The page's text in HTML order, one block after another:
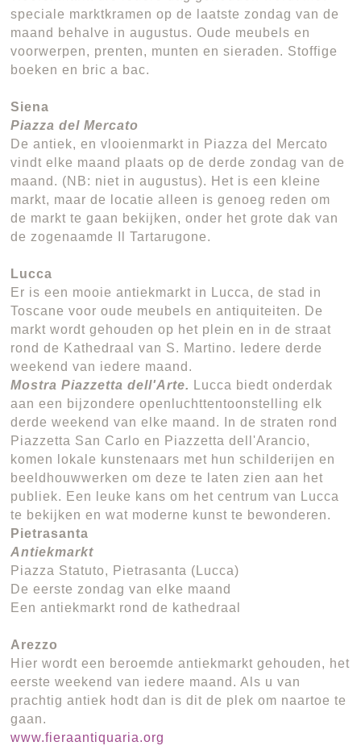
speciale marktkramen op de laatste zondag van de
maand behalve in augustus. Oude meubels en
voorwerpen, prenten, munten en sieraden. Stoffige
boeken en bric a bac.
Siena
Piazza del Mercato
De antiek, en vlooienmarkt in Piazza del Mercato
vindt elke maand plaats op de derde zondag van de
maand. (NB: niet in augustus). Het is een kleine
markt, maar de locatie alleen is genoeg reden om
de markt te gaan bekijken, onder het grote dak van
de zogenaamde Il Tartarugone.
Lucca
Er is een mooie antiekmarkt in Lucca, de stad in
Toscane voor oude meubels en antiquiteiten. De
markt wordt gehouden op het plein en in de straat
rond de Kathedraal van S. Martino. Iedere derde
weekend van iedere maand.
Mostra Piazzetta dell'Arte. Lucca biedt onderdak
aan een bijzondere openluchttentoonstelling elk
derde weekend van elke maand. In de straten rond
Piazzetta San Carlo en Piazzetta dell'Arancio,
komen lokale kunstenaars met hun schilderijen en
beeldhouwwerken om deze te laten zien aan het
publiek. Een leuke kans om het centrum van Lucca
te bekijken en wat moderne kunst te bewonderen.
Pietrasanta
Antiekmarkt
Piazza Statuto, Pietrasanta (Lucca)
De eerste zondag van elke maand
Een antiekmarkt rond de kathedraal
Arezzo
Hier wordt een beroemde antiekmarkt gehouden, het
eerste weekend van iedere maand. Als u van
prachtig antiek hodt dan is dit de plek om naartoe te
gaan.
www.fieraantiquaria.org